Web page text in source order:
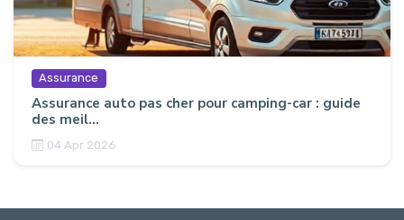
Assurance
Assurance auto pas cher pour camping-car : guide
des meil...
04 Apr 2026